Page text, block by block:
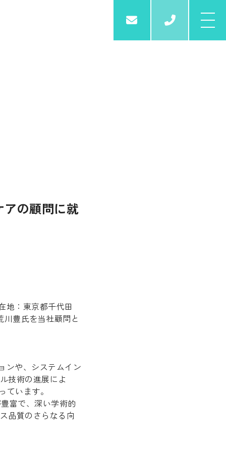
03-
の顧問に就
地：東京都千代田
豊氏を当社顧問と
ンや、システムイン
技術の進展によ
います。
富で、深い学術的
品質のさらなる向